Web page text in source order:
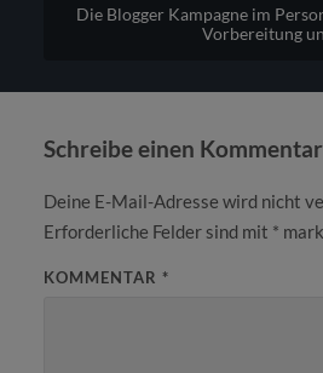
Die Blogger Kampagne im
Vorbereitung
Schreibe einen Kommentar
Deine E-Mail-Adresse wird nicht
Erforderliche Felder sind mit *
KOMMENTAR *